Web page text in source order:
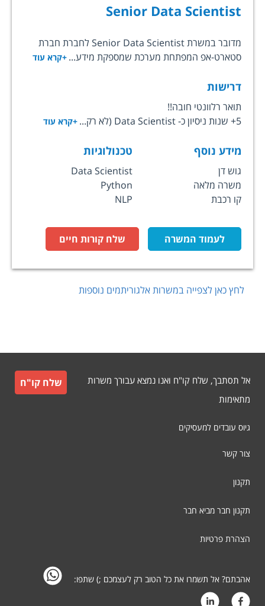
Senior Data Scientist
מדובר במשרת Senior Data Scientist לחברת חברת
סטארט-אפ המפתחת מערכת שמספקת מידע... +קרא עוד
דרישות
תואר רלוונטי חובה!!
5+ שנות ניסיון כ- Data Scientist (לא רק...
+קרא עוד
מידע נוסף
גוש דן
משרה מלאה
קו רכבת
טכנולוגיות
Data Scientist
Python
NLP
לעמוד המשרה שלח קורות חיים
לחץ כאן לצפייה במשרותאלגוריתמים נוספות
אל תסתבך, שלח קו"ח ואנו נמצא עבורך משרות
מתאימות
שלח קו"ח
גיוס עובדים למעסיקים
צור קשר
תקנון
תקנון חבר מביא חבר
הצהרת פרטיות
אהבתם? אל תשמרו את כל הטוב רק לעצמכם ;) שתפו: